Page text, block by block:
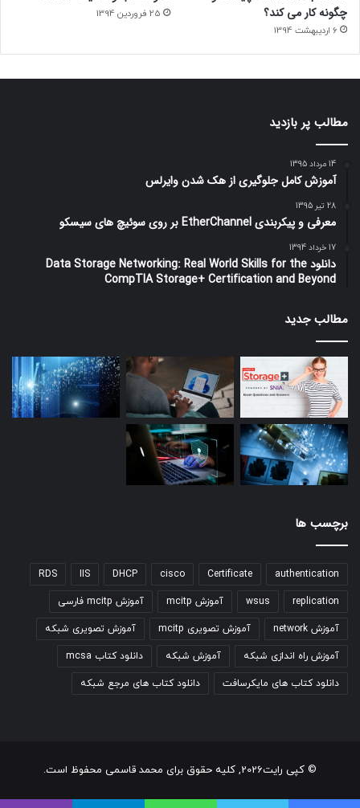
چگونه کار می کند؟
6 اردیبهشت 1394
25 فروردین 1394
مطالب پر بازدید
14 مرداد 1395
آموزش کامل جلوگیری از هک شدن وایرلس
28 تیر 1395
معرفی و پیکربندی EtherChannel بر روی سوئیچ های سیسکو
17 خرداد 1394
دانلود Data Storage Networking: Real World Skills for the
CompTIA Storage+ Certification and Beyond
مطالب جدید
برچسب ها
authentication
Certificate
cisco
DHCP
IIS
RDS
replication
wsus آموزش mcitp آموزش mcitp فارسی
آموزش network آموزش تصویری mcitp آموزش تصویری شبکه
آموزش راه اندازی شبکه آموزش شبکه دانلود کتاب mcsa
دانلود کتاب های مایکرسافت دانلود کتاب های مرجع شبکه
© کپی رایت2026, کلیه حقوق برای محمد قاسمی محفوظ است.